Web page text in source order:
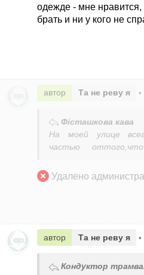
одежде - мне нравится,
брать и ни у кого не
автор Та не реву я •
Фісташкова кава
На моей улице
частью
Удалено
автор Та не реву я •
Кондуктор